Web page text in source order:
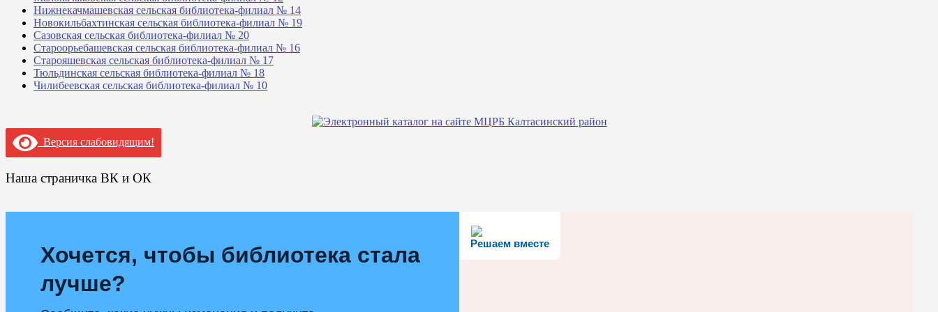
Нижнекачмашевская сельская библиотека-филиал № 14
Новокильбахтинская сельская библиотека-филиал № 19
Сазовская сельская библиотека-филиал № 20
Староорьебашевская сельская библиотека-филиал № 16
Старояшевская сельская библиотека-филиал № 17
Тюльдинская сельская библиотека-филиал № 18
Чилибеевская сельская библиотека-филиал № 10
Версия слабовидящим!
Наша страничка ВК и ОК
Решаем вместе
Хочется, чтобы библиотека стала
лучше?